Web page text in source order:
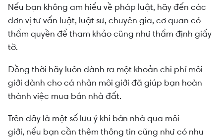
Nếu bạn không am hiểu về pháp luật, hãy đến các
đơn vị tư vấn luật, luật sư, chuyên gia, cơ quan có
thẩm quyền để tham khảo cũng như thẩm định giấy
tờ.
Đồng thời hãy luôn dành ra một khoản chi phí môi
giới dành cho cá nhân môi giới đã giúp bạn hoàn
thành việc mua bán nhà đất.
Trên đây là một số lưu ý khi bán nhà qua môi
giới, nếu bạn cần thêm thông tin cũng như có nhu